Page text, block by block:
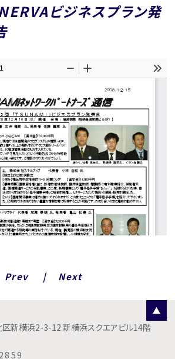
ビジネスプラン発
Prev Next
新横浜2-3-12 新横浜スクエアビル14階